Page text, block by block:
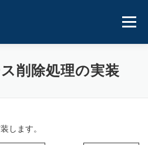
メニュ
PHP学習ガイド
削除処理の実装
します。